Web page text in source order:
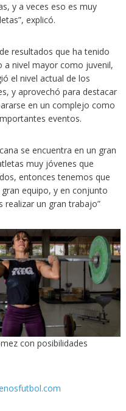
y a veces eso es muy
explicó.
resultados que ha tenido
a nivel mayor como juvenil,
el nivel actual de los
y aprovechó para destacar
en un complejo como
eventos.
se encuentra en un gran
muy jóvenes que
entonces tenemos que
equipo, y en conjunto
realizar un gran trabajo”
con posibilidades